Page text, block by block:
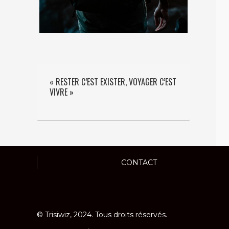
« RESTER C’EST EXISTER, VOYAGER C’EST
VIVRE »
CONTACT
© Trisiwiz, 2024. Tous droits réservés.